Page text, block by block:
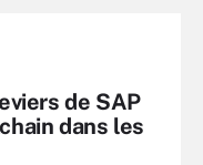
de SAP
dans les